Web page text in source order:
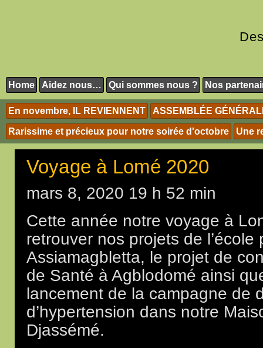
Home Aidez nous… Qui sommes nous ? Nos
En novembre, IL REVIENNENT ASSEMBLÉE
Rarissime et précieux pour notre soirée d'octobre Une
Voyage à Lomé 2020
mars 8, 2020 19 h 52 min
Cette année notre voyage à
retrouver nos projets de l’école
Assiamagbletta, le projet de
de Santé à Agblodomé ainsi
lancement de la campagne de
d’hypertension dans notre
Djassémé.